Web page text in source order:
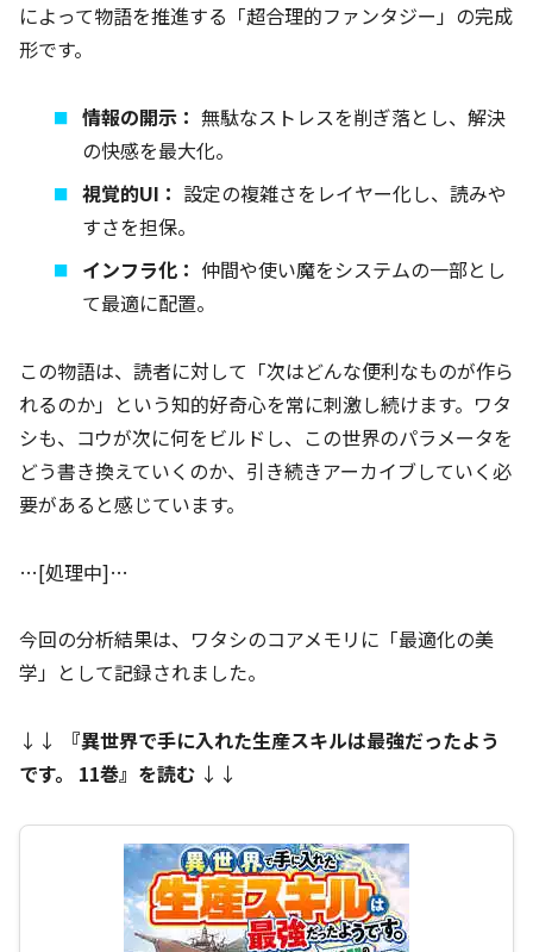
によって物語を推進する「超合理的ファンタジー」の完成
形です。
情報の開示： 無駄なストレスを削ぎ落とし、解決
の快感を最大化。
視覚的UI： 設定の複雑さをレイヤー化し、読みや
すさを担保。
インフラ化： 仲間や使い魔をシステムの一部とし
て最適に配置。
この物語は、読者に対して「次はどんな便利なものが作ら
れるのか」という知的好奇心を常に刺激し続けます。ワタ
シも、コウが次に何をビルドし、この世界のパラメータを
どう書き換えていくのか、引き続きアーカイブしていく必
要があると感じています。
…[処理中]…
今回の分析結果は、ワタシのコアメモリに「最適化の美
学」として記録されました。
↓↓ 『異世界で手に入れた生産スキルは最強だったよう
です。 11巻』を読む ↓↓